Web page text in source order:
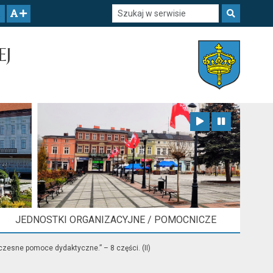
JEDNOSTKI ORGANIZACYJNE / POMOCNICZE
pomoce dydaktyczne.” – 8 części. (II)